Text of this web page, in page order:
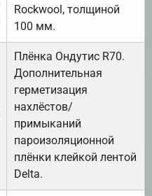
Rockwool, толщиной
100 мм.
Плёнка Ондутис R70.
Дополнительная
герметизация
нахлёстов/
примыканий
пароизоляционной
плёнки клейкой лентой
Delta.